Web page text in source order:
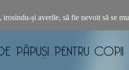
și averile, să fie nevoit să se